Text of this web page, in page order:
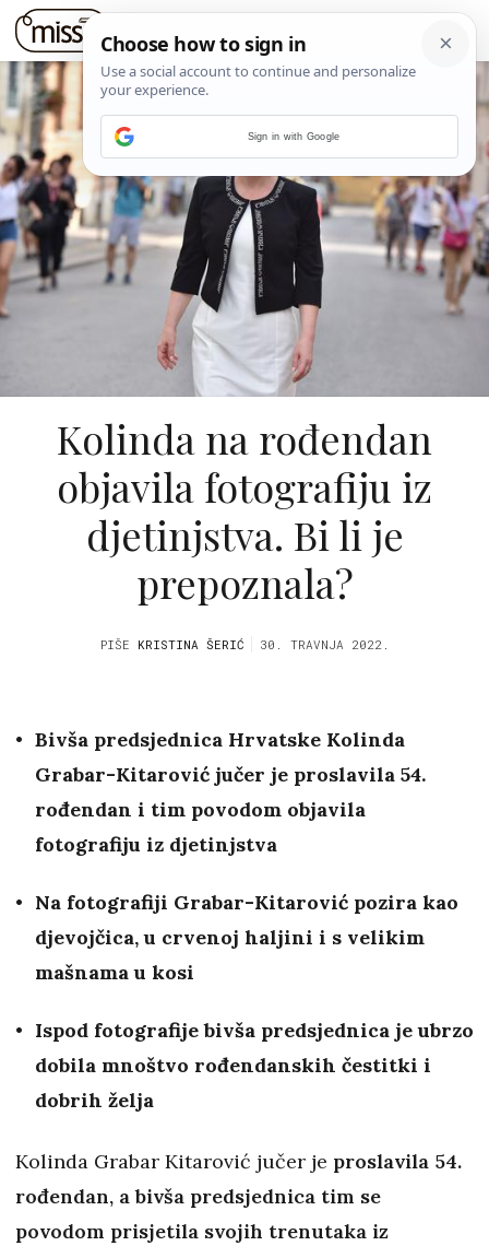
Kolinda na rođendan
objavila fotografiju iz
djetinjstva. Bi li je
prepoznala?
PIŠE KRISTINA ŠERIĆ 30. TRAVNJA 2022.
Bivša predsjednica Hrvatske Kolinda
Grabar-Kitarović jučer je proslavila 54.
rođendan i tim povodom objavila
fotografiju iz djetinjstva
Na fotografiji Grabar-Kitarović pozira kao
djevojčica, u crvenoj haljini i s velikim
mašnama u kosi
Ispod fotografije bivša predsjednica je ubrzo
dobila mnoštvo rođendanskih čestitki i
dobrih želja
Kolinda Grabar Kitarović jučer je proslavila 54.
rođendan, a bivša predsjednica tim se
povodom prisjetila svojih trenutaka iz
Sign in with Google